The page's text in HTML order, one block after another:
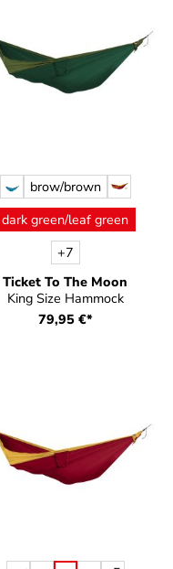
Ticket To The Moon
King Size Hammock
Farbeauswählen
brow/brown
dark green/leaf green
+7
79,95 €*